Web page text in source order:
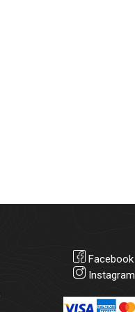
Facebook
Instagram